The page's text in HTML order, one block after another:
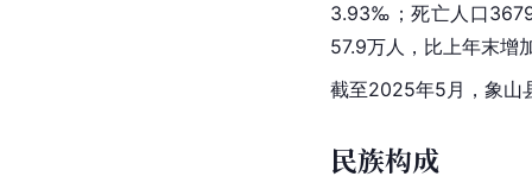
3.93‰；死亡人口
57.9万人，比上年末增
截至2025年5月，象山
民族构成